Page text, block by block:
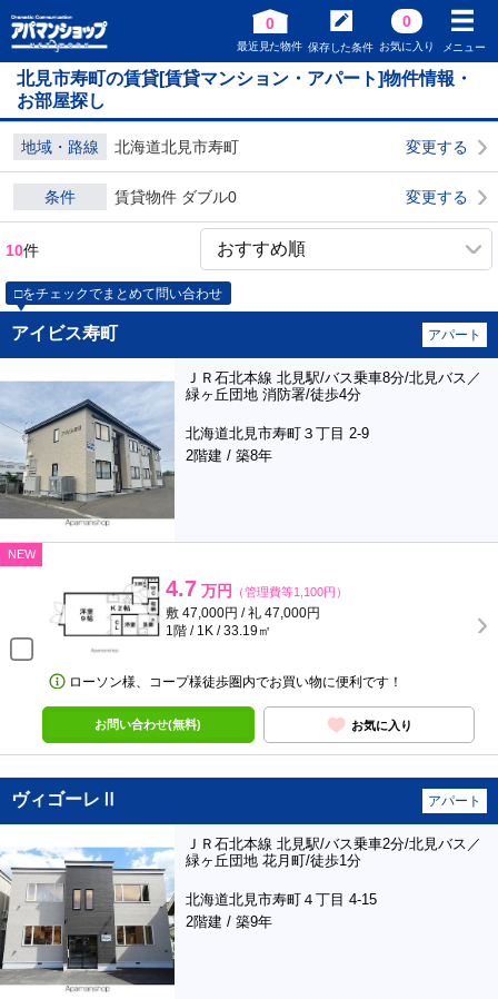
0
最近見た物件 保存した条件
0
お気に入り メニュー
北見市寿町の賃貸[賃貸マンション・アパート]物件情報・
お部屋探し
地域・路線 北海道北見市寿町 変更する
条件 賃貸物件 ダブル0 変更する
10件
□をチェックでまとめて問い合わせ
アイビス寿町 アパート
ＪＲ石北本線 北見駅/バス乗車8分/北見バス／
緑ヶ丘団地 消防署/徒歩4分
北海道北見市寿町３丁目 2-9
2階建 / 築8年
NEW
4.7 万円 （管理費等1,100円）
敷 47,000円 / 礼 47,000円
1階 / 1K / 33.19㎡
ローソン様、コープ様徒歩圏内でお買い物に便利です！
お問い合わせ(無料) お気に入り
ヴィゴーレⅡ アパート
ＪＲ石北本線 北見駅/バス乗車2分/北見バス／
緑ヶ丘団地 花月町/徒歩1分
北海道北見市寿町４丁目 4-15
2階建 / 築9年